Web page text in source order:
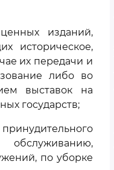
изданий,
историческое,
их передачи и
либо во
выставок на
государств;
по уборке